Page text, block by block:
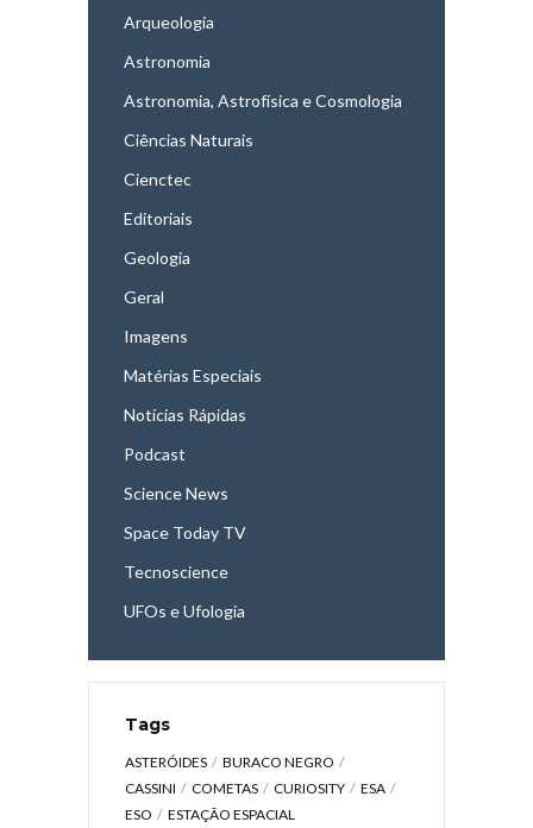
Arqueologia
Astronomia
Astronomia, Astrofísica e Cosmologia
Ciências Naturais
Cienctec
Editoriais
Geologia
Geral
Imagens
Matérias Especiais
Notícias Rápidas
Podcast
Science News
Space Today TV
Tecnoscience
UFOs e Ufologia
Tags
ASTERÓIDES
BURACO NEGRO
CASSINI
COMETAS CURIOSITY
ESA
ESO
ESTAÇÃO ESPACIAL